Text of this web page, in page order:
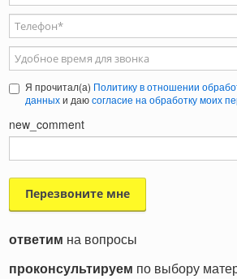
Телефон*
Удобное время для звонка
Я прочитал(а) Политику в отношении
данныхи даюсогласие на обработку моих
new_comment
ответим на вопросы
проконсультируем по выбору